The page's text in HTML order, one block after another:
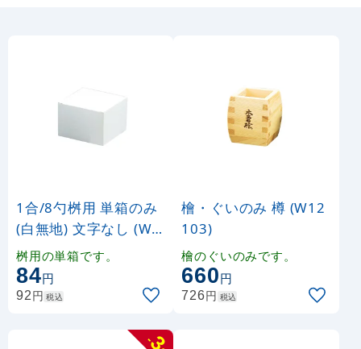
1合/8勺桝用 単箱のみ
(白無地) 文字なし (W1
2003)
桝用の単箱です。
84円
92円 税込
檜・ぐいのみ 樽 (W12
103)
檜のぐいのみです。
660円
726円 税込
-
3